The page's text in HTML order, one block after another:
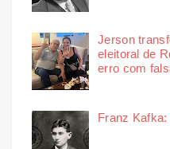
Jerson
eleitoral de
erro com
Franz